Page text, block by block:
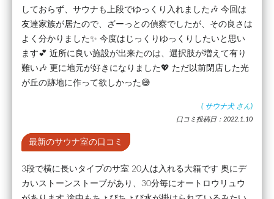
しておらず、サウナも上段でゆっくり入れました🎶 今回は
友達家族が居たので、ざーっとの偵察でしたが、その良さは
よく分かりました✨ 今度はじっくりゆっくりしたいと思い
ます💕 近所に良い施設が出来たのは、選択肢が増えて有り
難い🎶 更に地元が好きになりました💖 ただ以前閉店した光
が丘の跡地に作って欲しかった😅
( サウナ犬 さん)
口コミ投稿日：2022.1.10
最新のサウナ室の口コミ
3段で横に長いタイプのサ室 20人は入れる大箱です 奥にデ
カいストーンストーブがあり、30分毎にオートロウリュウ